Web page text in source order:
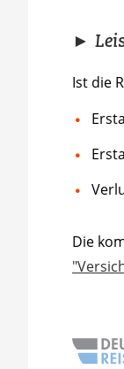
►
Ist die
Die